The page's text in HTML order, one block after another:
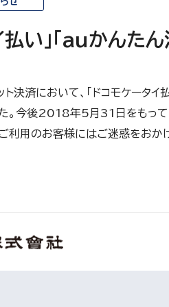
払い」「auかんた
ト決済において、「ドコモケー
た。今後2018年5月31日をもっ
利用のお客様にはご迷惑をおか